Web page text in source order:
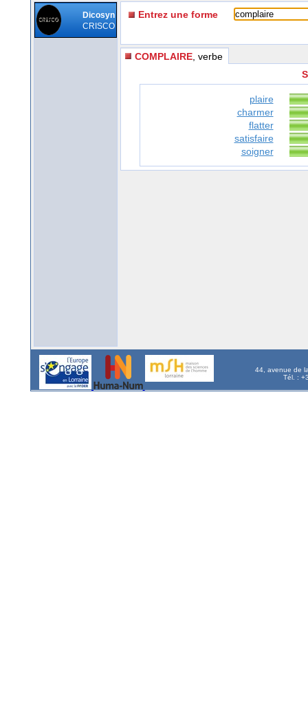
Dicosyn
CRISCO
Entrez une forme
COMPLAIRE , verbe
plaire
charmer
flatter
satisfaire
soigner
44, avenue de
Tél. :